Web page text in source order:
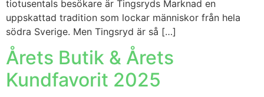
tiotusentals besökare är Tingsryds Marknad en
uppskattad tradition som lockar människor från hela
södra Sverige. Men Tingsryd är så […]
Årets Butik & Årets
Kundfavorit 2025